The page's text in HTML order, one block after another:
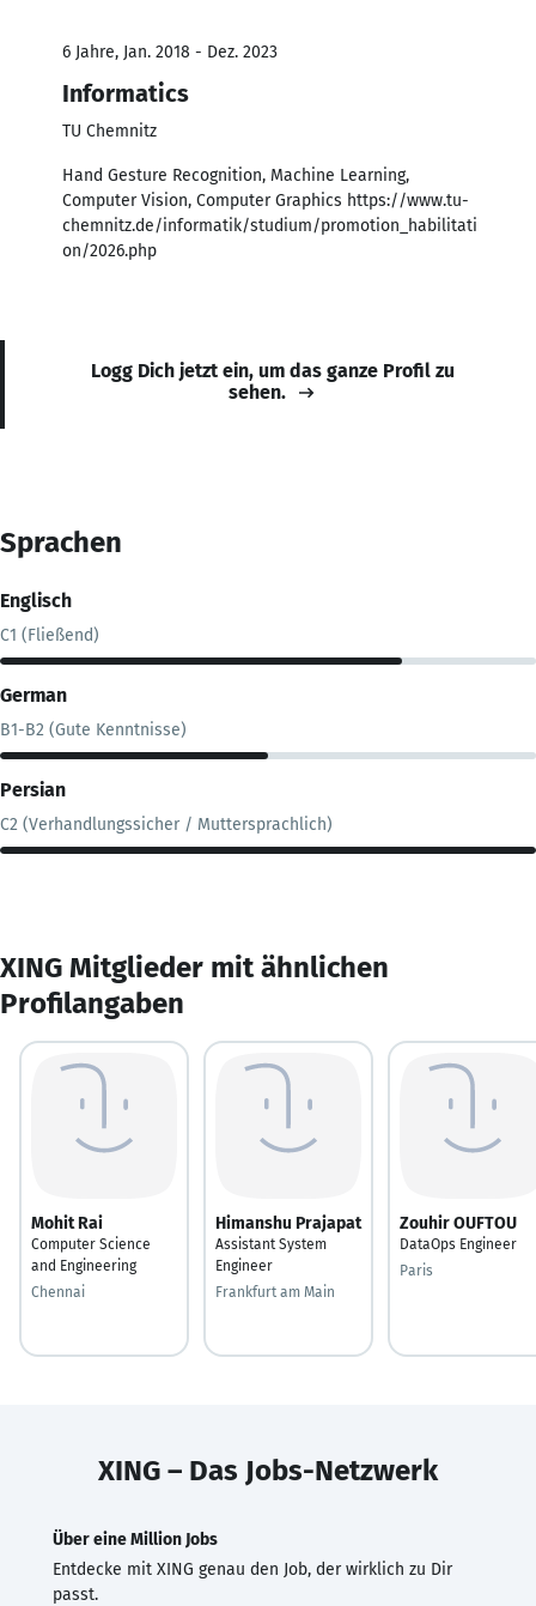
6 Jahre, Jan. 2018 - Dez. 2023
Informatics
TU Chemnitz
Hand Gesture Recognition, Machine Learning,
Computer Vision, Computer Graphics https://www.tu-
chemnitz.de/informatik/studium/promotion_habilitati
on/2026.php
Logg Dich jetzt ein, um das ganze Profil zu
sehen.
Sprachen
Englisch
C1 (Fließend)
German
B1-B2 (Gute Kenntnisse)
Persian
C2 (Verhandlungssicher / Muttersprachlich)
XING Mitglieder mit ähnlichen
Profilangaben
Mohit Rai
Computer Science
and Engineering
Chennai
Himanshu Prajapat
Assistant System
Engineer
Frankfurt am Main
Zouhir OUFTOU
DataOps Engineer
Paris
XING – Das Jobs-Netzwerk
Über eine Million Jobs
Entdecke mit XING genau den Job, der wirklich zu Dir
passt.